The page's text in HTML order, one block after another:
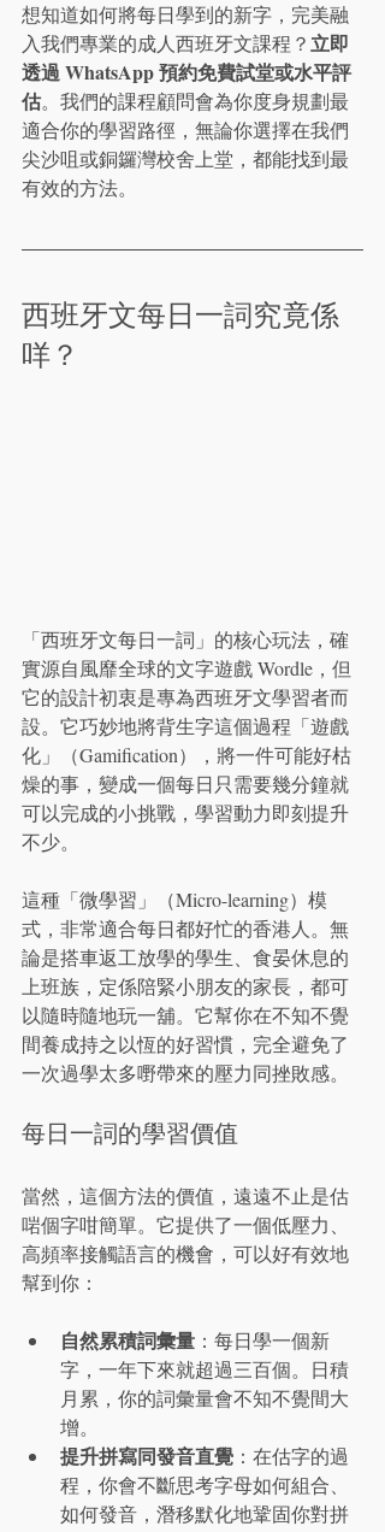
想知道如何將每日學到的新字，完美融
入我們專業的成人西班牙文課程？立即
透過 WhatsApp 預約免費試堂或水平評
估。我們的課程顧問會為你度身規劃最
適合你的學習路徑，無論你選擇在我們
尖沙咀或銅鑼灣校舍上堂，都能找到最
有效的方法。
西班牙文每日一詞究竟係
咩？
「西班牙文每日一詞」的核心玩法，確
實源自風靡全球的文字遊戲 Wordle，但
它的設計初衷是專為西班牙文學習者而
設。它巧妙地將背生字這個過程「遊戲
化」（Gamification），將一件可能好枯
燥的事，變成一個每日只需要幾分鐘就
可以完成的小挑戰，學習動力即刻提升
不少。
這種「微學習」（Micro-learning）模
式，非常適合每日都好忙的香港人。無
論是搭車返工放學的學生、食晏休息的
上班族，定係陪緊小朋友的家長，都可
以隨時隨地玩一舖。它幫你在不知不覺
間養成持之以恆的好習慣，完全避免了
一次過學太多嘢帶來的壓力同挫敗感。
每日一詞的學習價值
當然，這個方法的價值，遠遠不止是估
啱個字咁簡單。它提供了一個低壓力、
高頻率接觸語言的機會，可以好有效地
幫到你：
自然累積詞彙量 ：每日學一個新
字，一年下來就超過三百個。日積
月累，你的詞彙量會不知不覺間大
增。
提升拼寫同發音直覺 ：在估字的過
程，你會不斷思考字母如何組合、
如何發音，潛移默化地鞏固你對拼